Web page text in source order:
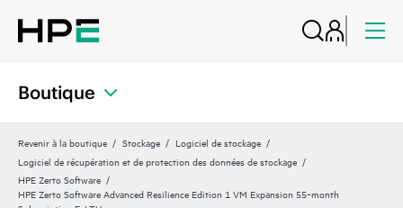
Boutique
Revenir à la boutique Stockage
Logiciel de stockage
Logiciel de récupération et de protection des données de stockage
HPE Zerto Software
HPE Zerto Software Advanced Resilience Edition 1 VM Expansion 55‑month